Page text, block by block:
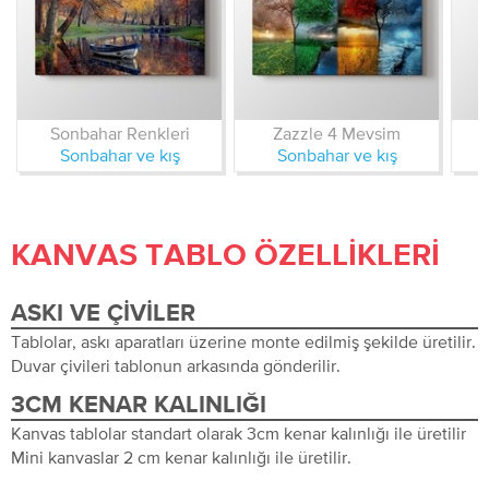
Sonbahar Renkleri
Sonbahar ve kış
Zazzle 4 Mevsim
Sonbahar ve kış
KANVAS TABLO ÖZELLIKLERI
ASKI VE ÇIVILER
Tablolar, askı aparatları üzerine monte edilmiş şekilde üretilir.
Duvar çivileri tablonun arkasında gönderilir.
3CM KENAR KALINLIĞI
Kanvas tablolar standart olarak 3cm kenar kalınlığı ile üretilir
Mini kanvaslar 2 cm kenar kalınlığı ile üretilir.